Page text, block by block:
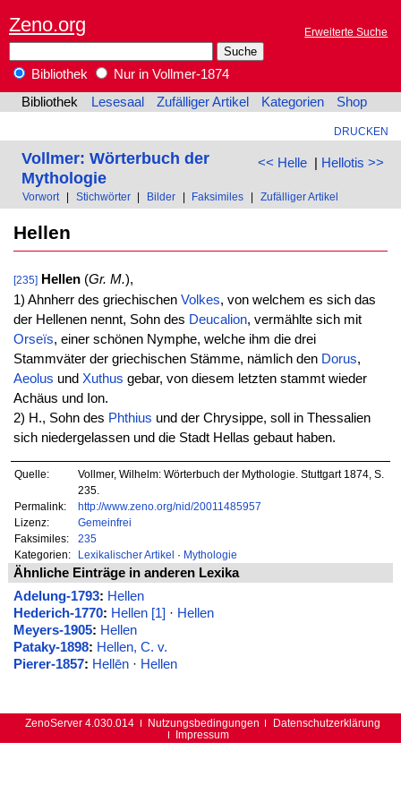
Zeno.org Erweiterte Suche
Bibliothek
Nur in Vollmer-1874
Bibliothek
Lesesaal Zufälliger Artikel Kategorien Shop
DRUCKEN
<< Helle| Hellotis >>
Vollmer: Wörterbuch der
Mythologie
Vorwort Stichwörter Bilder Faksimiles Zufälliger Artikel
Hellen
[235] Hellen(Gr. M.),
1) Ahnherr des griechischen Volkes, von welchem es sich das
der Hellenen nennt, Sohn des Deucalion, vermählte sich mit
Orseïs, einer schönen Nymphe, welche ihm die drei
Stammväter der griechischen Stämme, nämlich den Dorus,
Aeolus und Xuthus gebar, von diesem letzten stammt wieder
Achäus und Ion.
2) H., Sohn des Phthius und der Chrysippe, soll in Thessalien
sich niedergelassen und die Stadt Hellas gebaut haben.
Quelle:
Vollmer, Wilhelm: Wörterbuch der Mythologie. Stuttgart 1874, S.
235.
Permalink:
http://www.zeno.org/nid/20011485957
Lizenz:
Gemeinfrei
Faksimiles:
235
Kategorien:
Lexikalischer Artikel · Mythologie
Ähnliche Einträge in anderen Lexika
Adelung-1793: Hellen
Hederich-1770: Hellen [1] · Hellen
Meyers-1905: Hellen
Pataky-1898: Hellen, C. v.
Pierer-1857: Hellēn· Hellen
ZenoServer 4.030.014 Nutzungsbedingungen
Datenschutzerklärung
Impressum